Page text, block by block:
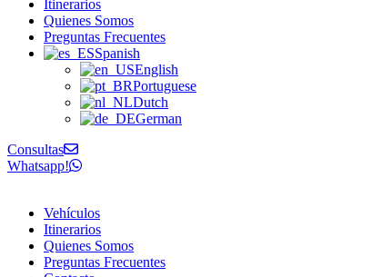
Itinerarios
Quienes Somos
Preguntas Frecuentes
Spanish
English
Portuguese
Dutch
German
Consultas
Whatsapp!
Vehículos
Itinerarios
Quienes Somos
Preguntas Frecuentes